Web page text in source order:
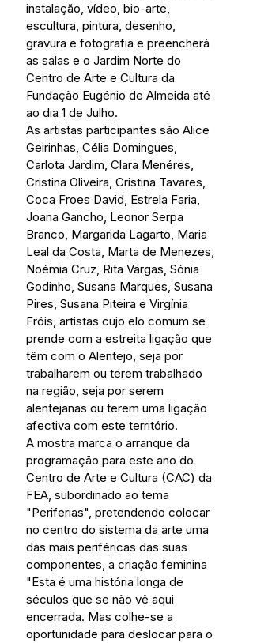
instalação, vídeo, bio-arte,
escultura, pintura, desenho,
gravura e fotografia e preencherá
as salas e o Jardim Norte do
Centro de Arte e Cultura da
Fundação Eugénio de Almeida até
ao dia 1 de Julho.
As artistas participantes são Alice
Geirinhas, Célia Domingues,
Carlota Jardim, Clara Menéres,
Cristina Oliveira, Cristina Tavares,
Coca Froes David, Estrela Faria,
Joana Gancho, Leonor Serpa
Branco, Margarida Lagarto, Maria
Leal da Costa, Marta de Menezes,
Noémia Cruz, Rita Vargas, Sónia
Godinho, Susana Marques, Susana
Pires, Susana Piteira e Virgínia
Fróis, artistas cujo elo comum se
prende com a estreita ligação que
têm com o Alentejo, seja por
trabalharem ou terem trabalhado
na região, seja por serem
alentejanas ou terem uma ligação
afectiva com este território.
A mostra marca o arranque da
programação para este ano do
Centro de Arte e Cultura (CAC) da
FEA, subordinado ao tema
"Periferias", pretendendo colocar
no centro do sistema da arte uma
das mais periféricas das suas
componentes, a criação feminina
"Esta é uma história longa de
séculos que se não vê aqui
encerrada. Mas colhe-se a
oportunidade para deslocar para o